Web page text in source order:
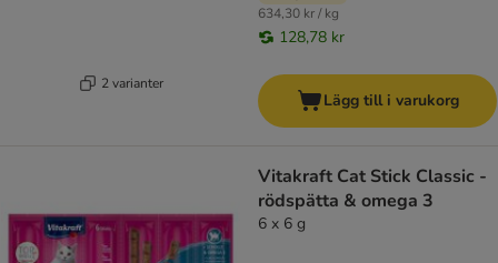
2 varianter
634,30 kr / kg
128,78 kr
Lägg till i varukorg
Vitakraft Cat Stick Classic -
rödspätta & omega 3
6 x 6 g